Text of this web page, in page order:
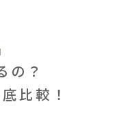
の？
比較！